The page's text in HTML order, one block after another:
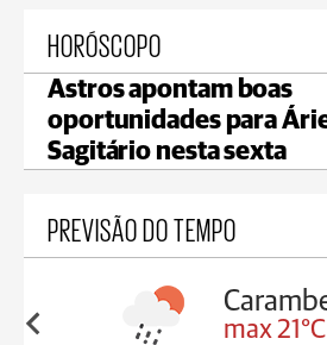
HORÓSCOPO
Astros apontam boas
oportunidades para
Sagitário nesta sexta
PREVISÃO DO TEMPO
18°C max 21°C